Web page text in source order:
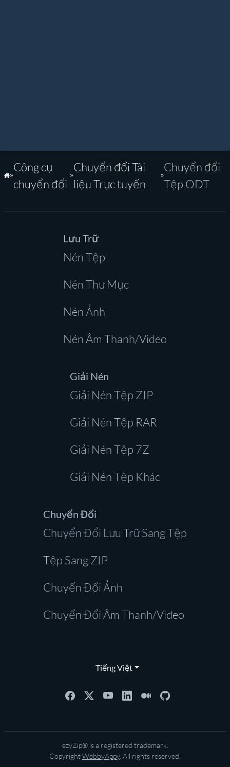
Trang Chủ
Công cụ
chuyển đổi
Chuyển đổi Tài
liệu Trực tuyến
Chuyển đổi
Tệp ODT
Lưu Trữ
Nén Tệp
Nén Thư Mục
Nén Ảnh
Nén Âm Thanh/Video
Giải Nén
Giải Nén Tệp ZIP
Giải Nén Tệp RAR
Giải Nén Tệp 7Z
Giải Nén Tệp Khác
Chuyển Đổi
Chuyển Đổi Lưu Trữ Sang Tệp
Tệp Sang ZIP
Chuyển Đổi Ảnh
Chuyển Đổi Âm Thanh/Video
Tiếng Việt
ezyZip® is a registered trademark.
CopyrightWebbyAppy. All rights reserved.